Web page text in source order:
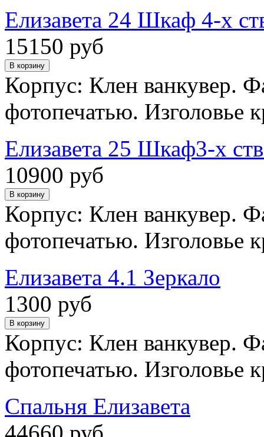
Елизавета 24 Шкаф 4-х
15150 руб
Корпус: Клен ванкувер.
фотопечатью. Изголовье
Елизавета 25 Шкаф3-х
10900 руб
Корпус: Клен ванкувер.
фотопечатью. Изголовье
Елизавета 4.1 Зеркало
1300 руб
Корпус: Клен ванкувер.
фотопечатью. Изголовье
Спальня Елизавета